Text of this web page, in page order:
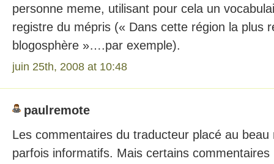
personne meme, utilisant pour cela un
registre du mépris (« Dans cette région la plus
blogosphère »….par exemple).
juin 25th, 2008 at 10:48
paulremote
Les commentaires du traducteur placé au
parfois informatifs. Mais certains commentaires